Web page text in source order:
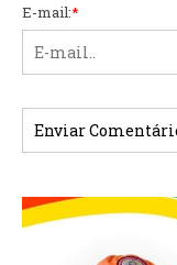
E-mail:*